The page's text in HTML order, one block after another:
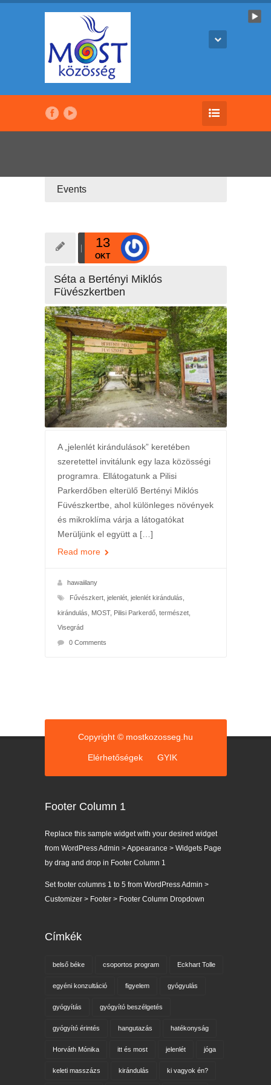
Events
13
OKT
Séta a Bertényi Miklós
Füvészkertben
A „jelenlét kirándulások” keretében
szeretettel invitálunk egy laza közösségi
programra. Ellátogatunk a Pilisi
Parkerdőben elterülő Bertényi Miklós
Füvészkertbe, ahol különleges növények
és mikroklíma várja a látogatókat
Merüljünk el együtt a […]
Read more
hawaiilany
Fűvészkert, jelenlét, jelenlét kirándulás
kirándulás MOST, Pilisi Parkerdő, természet,
Visegrád
0 Comments
Copyright © mostkozosseg.hu
Elérhetőségek GYIK
Footer Column 1
Replace this sample widget with your desired widget
from WordPress Admin > Appearance > Widgets Page
by drag and drop in Footer Column 1
Set footer columns 1 to 5 from WordPress Admin >
Customizer > Footer > Footer Column Dropdown
Címkék
belső béke csoportos program Eckhart Tolle
egyéni konzultáció figyelem gyógyulás
gyógyítás gyógyító beszélgetés
gyógyító érintés hangutazás hatékonyság
Horváth Mónika itt és most jelenlét jóga
keleti masszázs kirándulás ki vagyok én?